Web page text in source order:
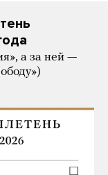
а за ней —